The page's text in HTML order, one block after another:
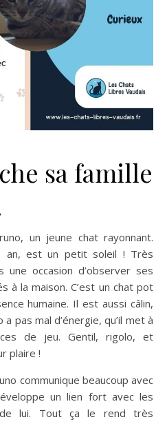
sa famille
an, est un petit soleil ! Très
une occasion d’observer ses
à la maison. C’est un chat pot
humaine. Il est aussi câlin,
pas mal d’énergie, qu’il met à
de jeu. Gentil, rigolo, et
plaire !
communique beaucoup avec
un lien fort avec les
de lui. Tout ça le rend très